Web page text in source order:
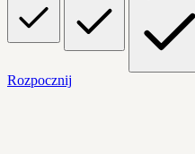
Rozpocznij